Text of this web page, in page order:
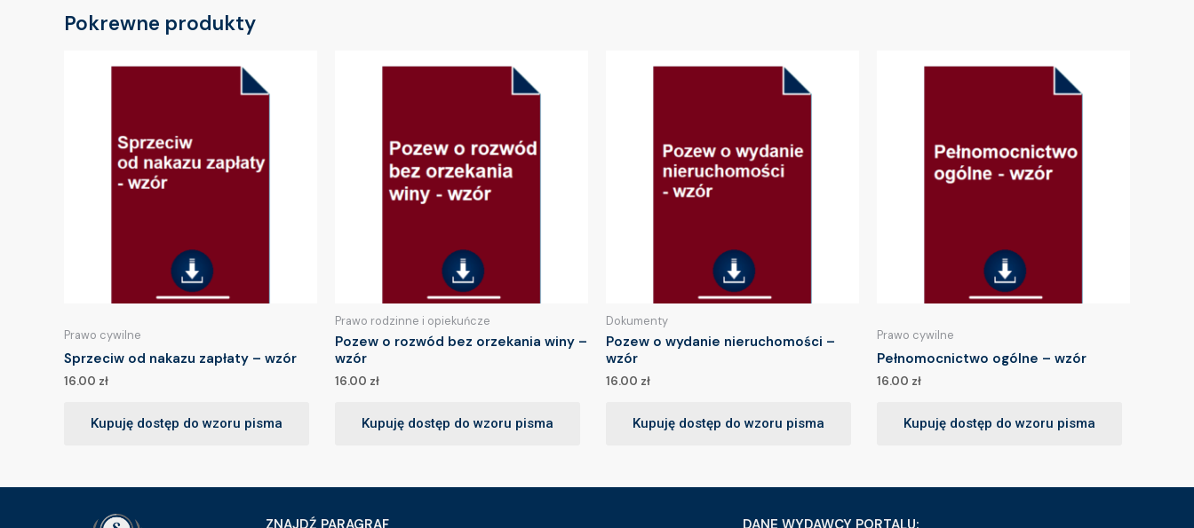
Pokrewne produkty
Prawo cywilne
Sprzeciw od nakazu zapłaty – wzór
16.00 zł
Kupuję dostęp do wzoru pisma
Prawo rodzinne i opiekuńcze
Pozew o rozwód bez orzekania winy –
wzór
16.00 zł
Kupuję dostęp do wzoru pisma
Dokumenty
Pozew o wydanie nieruchomości –
wzór
16.00 zł
Kupuję dostęp do wzoru pisma
Prawo cywilne
Pełnomocnictwo ogólne – wzór
16.00 zł
Kupuję dostęp do wzoru pisma